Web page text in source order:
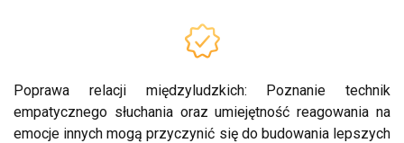
Poprawa relacji międzyludzkich: Poznanie technik
empatycznego słuchania oraz umiejętność reagowania na
emocje innych mogą przyczynić się do budowania lepszych